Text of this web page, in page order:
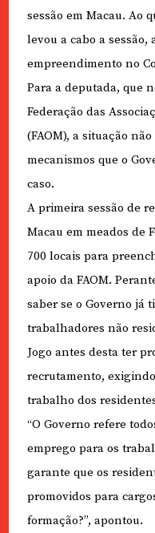
sessão em Macau. Ao
levou a cabo a
empreendimento no
Para a deputada, que
Federação das
(FAOM), a situação
mecanismos que o
caso.
A primeira sessão de
Macau em meados de
700 locais para
apoio da FAOM.
saber se o Governo já
trabalhadores não
Jogo antes desta ter
recrutamento,
trabalho dos
“O Governo refere
emprego para os
garante que os
promovidos para
formação?”, apontou.